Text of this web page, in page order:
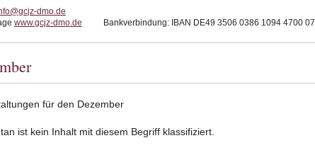
dmo.de
www.gcjz-dmo.de Bankverbindung: IBAN DE49 3506 0386 1094 4700 07
für den Dezember
ist kein Inhalt mit diesem Begriff klassifiziert.